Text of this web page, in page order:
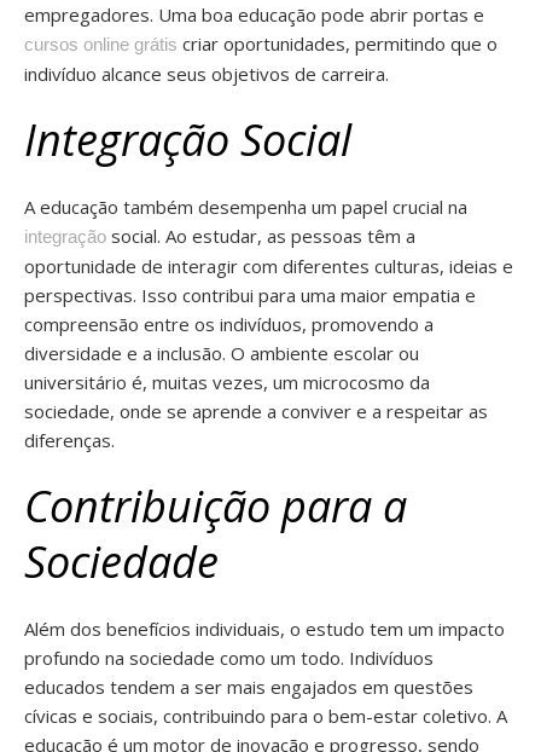
empregadores. Uma boa educação pode abrir portas e
cursos online grátis criar oportunidades, permitindo que o
indivíduo alcance seus objetivos de carreira.
Integração Social
A educação também desempenha um papel crucial na
integração social. Ao estudar, as pessoas têm a
oportunidade de interagir com diferentes culturas, ideias e
perspectivas. Isso contribui para uma maior empatia e
compreensão entre os indivíduos, promovendo a
diversidade e a inclusão. O ambiente escolar ou
universitário é, muitas vezes, um microcosmo da
sociedade, onde se aprende a conviver e a respeitar as
diferenças.
Contribuição para a
Sociedade
Além dos benefícios individuais, o estudo tem um impacto
profundo na sociedade como um todo. Indivíduos
educados tendem a ser mais engajados em questões
cívicas e sociais, contribuindo para o bem-estar coletivo. A
educação é um motor de inovação e progresso, sendo